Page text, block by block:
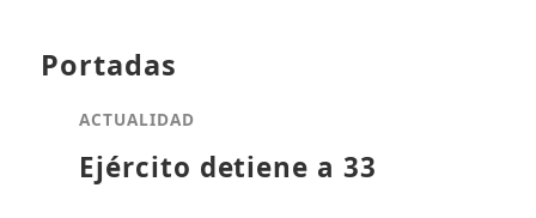
Portadas
ACTUALIDAD
Ejército detiene a 33